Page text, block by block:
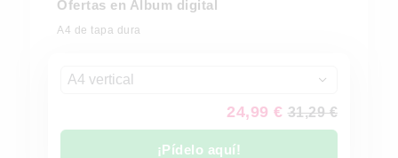
Ofertas en Album digital
A4 de tapa dura
A4 vertical
24,99 € 31,29 €
¡Pídelo aquí!